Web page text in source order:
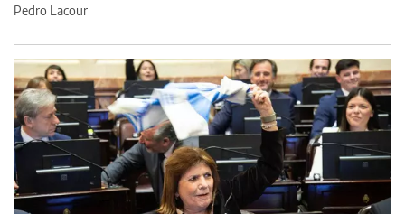
Pedro Lacour